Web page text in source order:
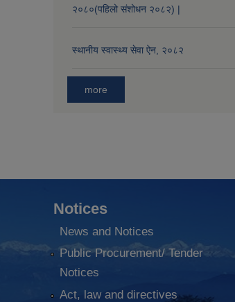
२०८०(पहिलो संशोधन २०८२) |
स्थानीय स्वास्थ्य सेवा ऐन, २०८२
more
Notices
News and Notices
Public Procurement/ Tender
Notices
Act, law and directives